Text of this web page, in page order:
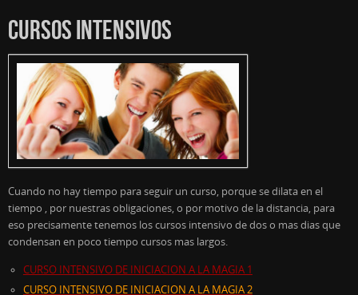
CURSOS INTENSIVOS
Cuando no hay tiempo para seguir un curso, porque se dilata en el
tiempo , por nuestras obligaciones, o por motivo de la distancia, para
eso precisamente tenemos los cursos intensivo de dos o mas dias que
condensan en poco tiempo cursos mas largos.
CURSO INTENSIVO DE INICIACION A LA MAGIA 1
CURSO INTENSIVO DE INICIACION A LA MAGIA 2